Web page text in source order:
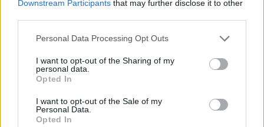
Downstream Participants that may further disclose it to other
Please note that this website/app uses one or more Google
not limited to your visit or usage behaviour. You may click to
grant or deny consent to Google and its third-party tags to
use your data for below specified purposes in below Google
consent section.
Personal Data Processing Opt Outs
I want to opt-out of the Sharing of my
personal data.
Opted In
I want to opt-out of the Sale of my
Personal Data.
Opted In
PÉNZÜGY egy órája
Több tízezer ukrán harcjárművet
semmisített meg az orosz hadsereg
HÍREK egy órája